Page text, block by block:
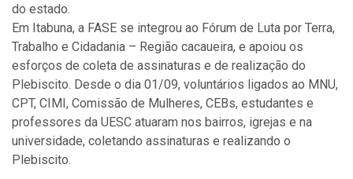
do estado.
Em Itabuna, a FASE se integrou ao Fórum de Luta por Terra,
Trabalho e Cidadania – Região cacaueira, e apoiou os
esforços de coleta de assinaturas e de realização do
Plebiscito. Desde o dia 01/09, voluntários ligados ao MNU,
CPT, CIMI, Comissão de Mulheres, CEBs, estudantes e
professores da UESC atuaram nos bairros, igrejas e na
universidade, coletando assinaturas e realizando o
Plebiscito.